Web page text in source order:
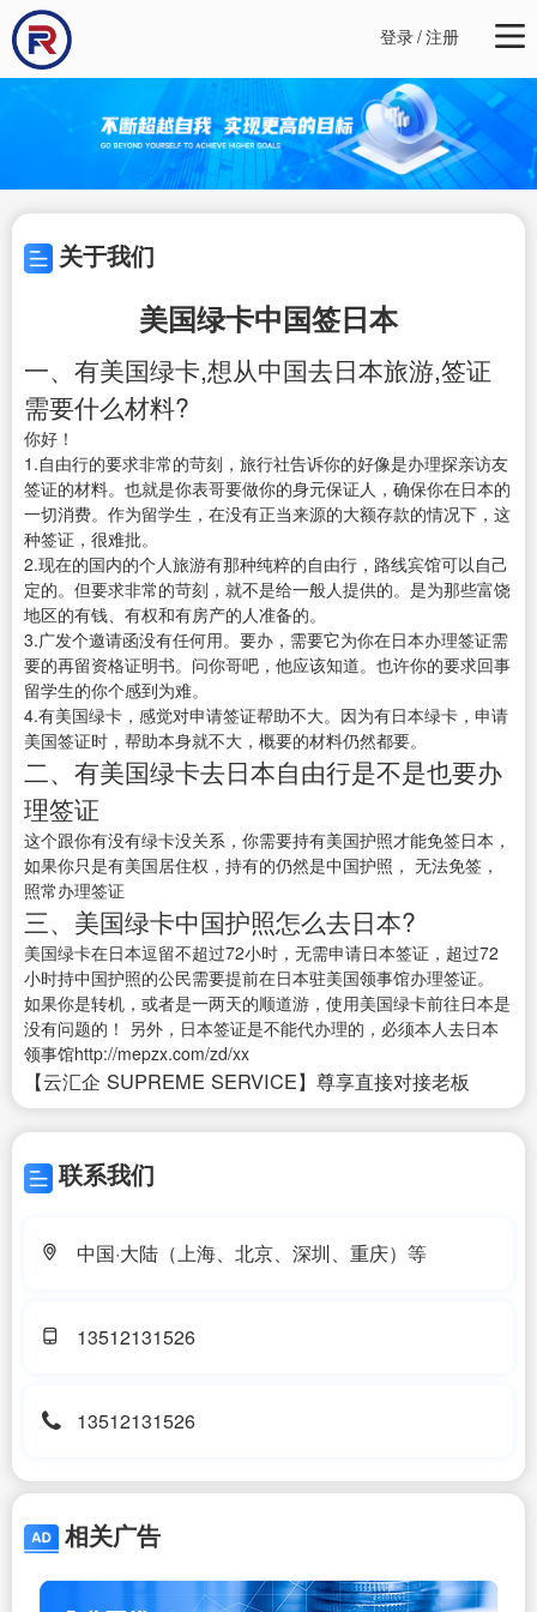
登录/注册
关于我们
美国绿卡中国签日本
一、有美国绿卡,想从中国去日本旅游,签证
需要什么材料?
你好！
1.自由行的要求非常的苛刻，旅行社告诉你的好像是办理探亲访友
签证的材料。也就是你表哥要做你的身元保证人，确保你在日本的
一切消费。作为留学生，在没有正当来源的大额存款的情况下，这
种签证，很难批。
2.现在的国内的个人旅游有那种纯粹的自由行，路线宾馆可以自己
定的。但要求非常的苛刻，就不是给一般人提供的。是为那些富饶
地区的有钱、有权和有房产的人准备的。
3.广发个邀请函没有任何用。要办，需要它为你在日本办理签证需
要的再留资格证明书。问你哥吧，他应该知道。也许你的要求回事
留学生的你个感到为难。
4.有美国绿卡，感觉对申请签证帮助不大。因为有日本绿卡，申请
美国签证时，帮助本身就不大，概要的材料仍然都要。
二、有美国绿卡去日本自由行是不是也要办
理签证
这个跟你有没有绿卡没关系，你需要持有美国护照才能免签日本，
如果你只是有美国居住权，持有的仍然是中国护照， 无法免签，
照常办理签证
三、美国绿卡中国护照怎么去日本?
美国绿卡在日本逗留不超过72小时，无需申请日本签证，超过72
小时持中国护照的公民需要提前在日本驻美国领事馆办理签证。
如果你是转机，或者是一两天的顺道游，使用美国绿卡前往日本是
没有问题的！ 另外，日本签证是不能代办理的，必须本人去日本
领事馆http://mepzx.com/zd/xx
【云汇企 SUPREME SERVICE】尊享直接对接老板
联系我们
中国·大陆（上海、北京、深圳、重庆）等
13512131526
13512131526
相关广告